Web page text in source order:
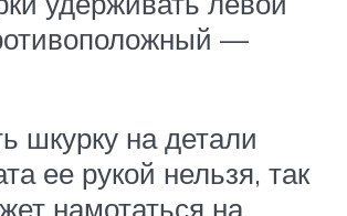
—
шкурку на детали
ее рукой нельзя, так
намотаться на